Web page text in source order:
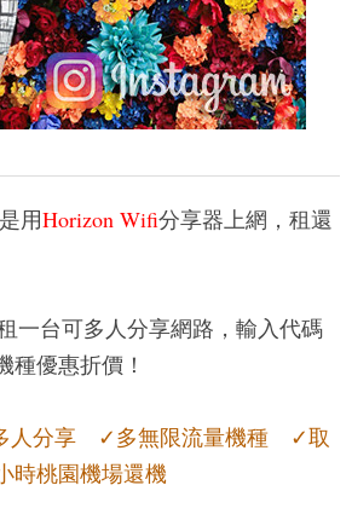
用Horizon Wifi分享器上網，租還
一台可多人分享網路，輸入代碼
種優惠折價！
人分享 ✓多無限流量機種 ✓取
桃園機場還機